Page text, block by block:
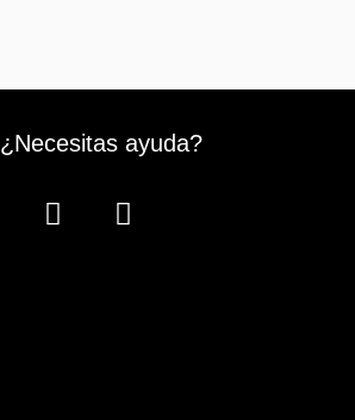
¿Necesitas ayuda?